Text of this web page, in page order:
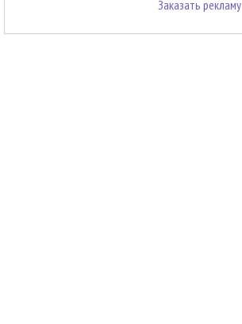
Заказать рекламу